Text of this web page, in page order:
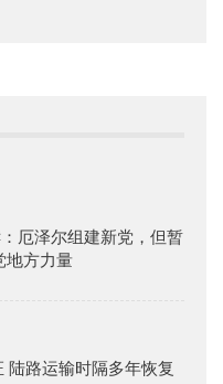
厄泽尔组建新党，但暂
地方力量
陆路运输时隔多年恢复